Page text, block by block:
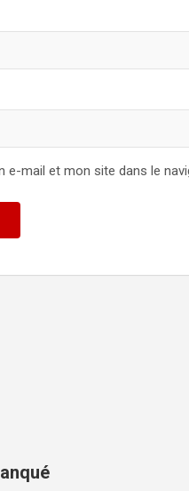
e-mail et mon site dans le